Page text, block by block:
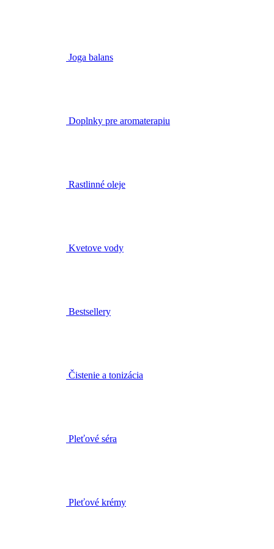
Joga balans
Doplnky pre aromaterapiu
Rastlinné oleje
Kvetove vody
Bestsellery
Čistenie a tonizácia
Pleťové séra
Pleťové krémy